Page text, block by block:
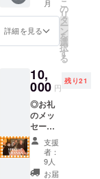
カラー
（ベー
ジュ）
ご希望
サイ
ズ：M,
L, XLの
中から
お選び
くださ
い。
いただ
きま
す。 お
好きな
お弁当
び頂け
ます。
各種一
日数十
食の数
量限定
販売で
すが、
ランチ
券をお
月
詳細を見る
こ
の
リ
タ
ー
ン
を
選
択
す
る
10,
000 円
残り21
◎お礼
のメッ
セージ
◎お名
前を掲
載させ
ていた
支援
者：
9人
お届